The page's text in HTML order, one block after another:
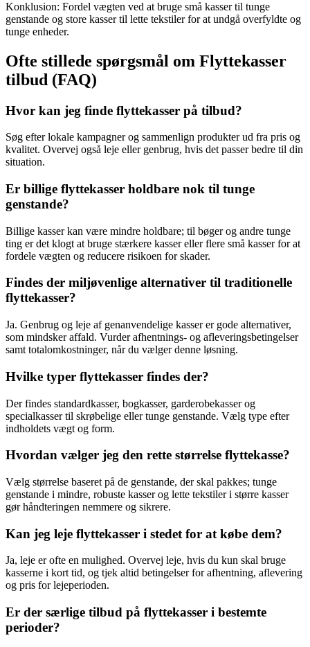
Konklusion: Fordel vægten ved at bruge små kasser til tunge
genstande og store kasser til lette tekstiler for at undgå overfyldte og
tunge enheder.
Ofte stillede spørgsmål om Flyttekasser
tilbud (FAQ)
Hvor kan jeg finde flyttekasser på tilbud?
Søg efter lokale kampagner og sammenlign produkter ud fra pris og
kvalitet. Overvej også leje eller genbrug, hvis det passer bedre til din
situation.
Er billige flyttekasser holdbare nok til tunge
genstande?
Billige kasser kan være mindre holdbare; til bøger og andre tunge
ting er det klogt at bruge stærkere kasser eller flere små kasser for at
fordele vægten og reducere risikoen for skader.
Findes der miljøvenlige alternativer til traditionelle
flyttekasser?
Ja. Genbrug og leje af genanvendelige kasser er gode alternativer,
som mindsker affald. Vurder afhentnings- og afleveringsbetingelser
samt totalomkostninger, når du vælger denne løsning.
Hvilke typer flyttekasser findes der?
Der findes standardkasser, bogkasser, garderobekasser og
specialkasser til skrøbelige eller tunge genstande. Vælg type efter
indholdets vægt og form.
Hvordan vælger jeg den rette størrelse flyttekasse?
Vælg størrelse baseret på de genstande, der skal pakkes; tunge
genstande i mindre, robuste kasser og lette tekstiler i større kasser
gør håndteringen nemmere og sikrere.
Kan jeg leje flyttekasser i stedet for at købe dem?
Ja, leje er ofte en mulighed. Overvej leje, hvis du kun skal bruge
kasserne i kort tid, og tjek altid betingelser for afhentning, aflevering
og pris for lejeperioden.
Er der særlige tilbud på flyttekasser i bestemte
perioder?